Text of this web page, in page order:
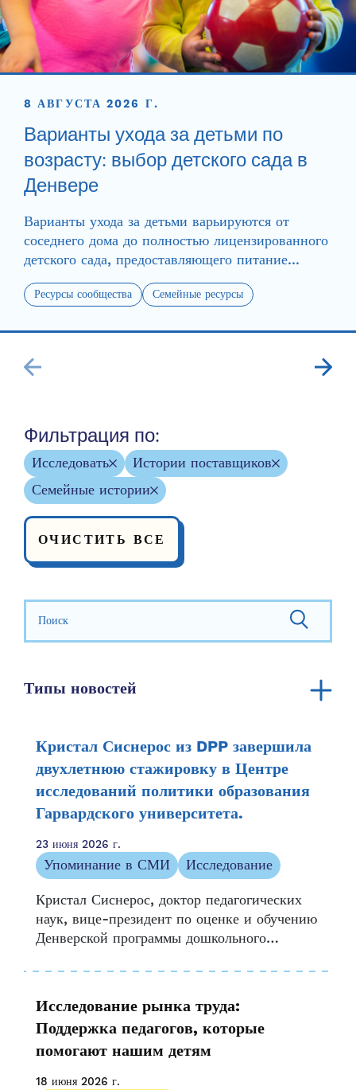
8 АВГУСТА 2026 Г.
Варианты ухода за детьми по
возрасту: выбор детского сада в
Денвере
Варианты ухода за детьми варьируются от
соседнего дома до полностью лицензированного
детского сада, предоставляющего питание...
Ресурсы сообщества Семейные ресурсы
Фильтрация по:
Исследовать
Истории поставщиков
Семейные истории
ОЧИСТИТЬ ВСЕ
Искать:
Типы новостей
Годовой отчет
Ресурсы сообщества
Семейные ресурсы
Семейные истории
Упоминание в СМИ
Информационный бюллетень
Возможность и доступ
Пресс-релиз
Ресурсы поставщика
Истории поставщиков
Исследовать
UPK Колорадо
Кристал Сиснерос из DPP завершила
двухлетнюю стажировку в Центре
исследований политики образования
Гарвардского университета.
23 июня 2026 г.
Упоминание в СМИ
Исследование
Кристал Сиснерос, доктор педагогических
наук, вице-президент по оценке и обучению
Денверской программы дошкольного
стипендиатов, недавно завершивших
Центра исследований образовательной
политики Гарвардского университета...
Исследование рынка труда:
Поддержка педагогов, которые
помогают нашим детям
18 июня 2026 г.